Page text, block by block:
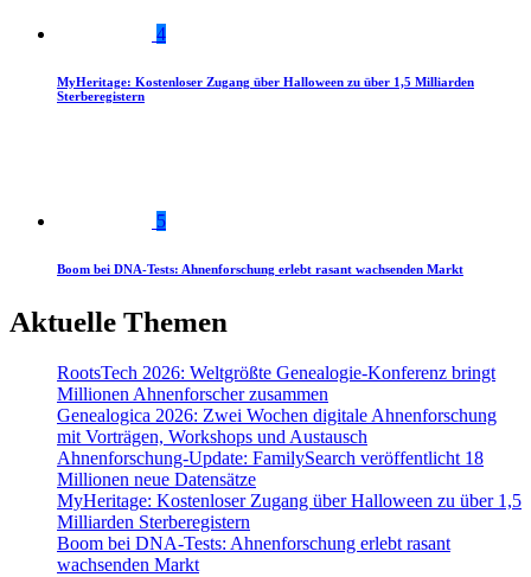
4
MyHeritage: Kostenloser Zugang über Halloween zu über 1,5 Milliarden
Sterberegistern
5
Boom bei DNA-Tests: Ahnenforschung erlebt rasant wachsenden Markt
Aktuelle Themen
RootsTech 2026: Weltgrößte Genealogie-Konferenz bringt
Millionen Ahnenforscher zusammen
Genealogica 2026: Zwei Wochen digitale Ahnenforschung
mit Vorträgen, Workshops und Austausch
Ahnenforschung-Update: FamilySearch veröffentlicht 18
Millionen neue Datensätze
MyHeritage: Kostenloser Zugang über Halloween zu über 1,5
Milliarden Sterberegistern
Boom bei DNA-Tests: Ahnenforschung erlebt rasant
wachsenden Markt